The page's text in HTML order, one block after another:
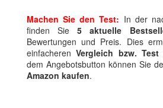
Machen Sie den Test: In der
finden Sie 5 aktuelle
Bewertungen und Preis. Dies
einfacherenVergleich bzw. Test
dem Angebotsbutton können Sie
Amazon kaufen.